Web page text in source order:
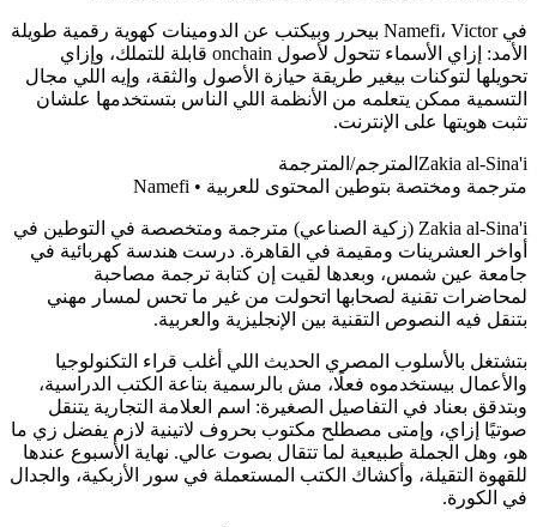
في Namefi، Victor بيحرر وبيكتب عن الدومينات كهوية رقمية طويلة
الأمد: إزاي الأسماء تتحول لأصول onchain قابلة للتملك، وإزاي
تحويلها لتوكنات بيغير طريقة حيازة الأصول والثقة، وإيه اللي مجال
التسمية ممكن يتعلمه من الأنظمة اللي الناس بتستخدمها علشان
تثبت هويتها على الإنترنت.
Zakia al-Sina'i المترجم/المترجمة
مترجمة ومختصة بتوطين المحتوى للعربية • Namefi
Zakia al-Sina'i (زكية الصناعي) مترجمة ومتخصصة في التوطين في
أواخر العشرينات ومقيمة في القاهرة. درست هندسة كهربائية في
جامعة عين شمس، وبعدها لقيت إن كتابة ترجمة مصاحبة
لمحاضرات تقنية لصحابها اتحولت من غير ما تحس لمسار مهني
بتنقل فيه النصوص التقنية بين الإنجليزية والعربية.
بتشتغل بالأسلوب المصري الحديث اللي أغلب قراء التكنولوجيا
والأعمال بيستخدموه فعلًا، مش بالرسمية بتاعة الكتب الدراسية،
وبتدقق بعناد في التفاصيل الصغيرة: اسم العلامة التجارية يتنقل
صوتيًا إزاي، وإمتى مصطلح مكتوب بحروف لاتينية لازم يفضل زي ما
هو، وهل الجملة طبيعية لما تتقال بصوت عالي. نهاية الأسبوع عندها
للقهوة التقيلة، وأكشاك الكتب المستعملة في سور الأزبكية، والجدال
في الكورة.